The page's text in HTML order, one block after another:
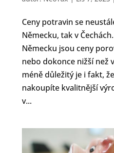
Ceny potravin se
Německu, tak v
Německu jsou ceny
nebo dokonce nižší než
méně důležitý je i fakt,
nakoupíte kvalitnější
v...